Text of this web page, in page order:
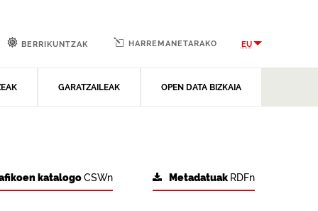
GARATZAILEAK OPEN DATA BIZKAIA
BERRIKUNTZAK HARREMANETARAKO EU
Metadatuak RDFn
katalogoCSWn